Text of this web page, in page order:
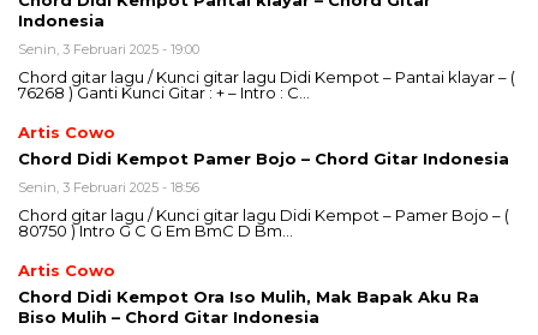
Indonesia
Senin, 3 Februari 2025 - 19:00
Chord gitar lagu / Kunci gitar lagu Didi Kempot – Pantai klayar – (
76268 ) Ganti Kunci Gitar : + – Intro : C…
Artis Cowo
Chord Didi Kempot Pamer Bojo – Chord Gitar Indonesia
Senin, 3 Februari 2025 - 18:56
Chord gitar lagu / Kunci gitar lagu Didi Kempot – Pamer Bojo – (
80750 ) Intro G C G Em BmC D Bm…
Artis Cowo
Chord Didi Kempot Ora Iso Mulih, Mak Bapak Aku Ra
Biso Mulih – Chord Gitar Indonesia